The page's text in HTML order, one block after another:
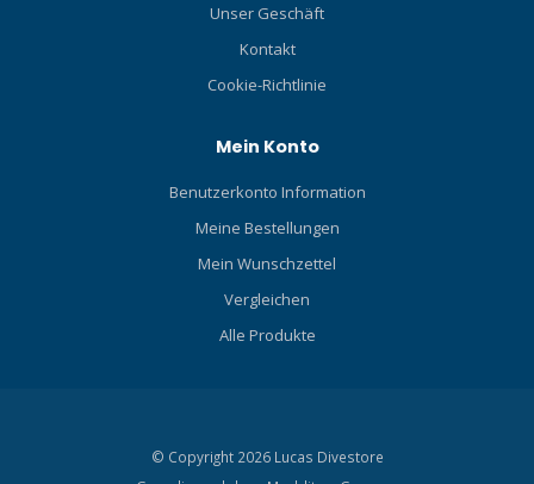
Unser Geschäft
Kontakt
Cookie-Richtlinie
Mein Konto
Benutzerkonto Information
Meine Bestellungen
Mein Wunschzettel
Vergleichen
Alle Produkte
© Copyright 2026 Lucas Divestore